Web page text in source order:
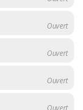
Ouvert
Ouvert
Ouvert
Ouvert